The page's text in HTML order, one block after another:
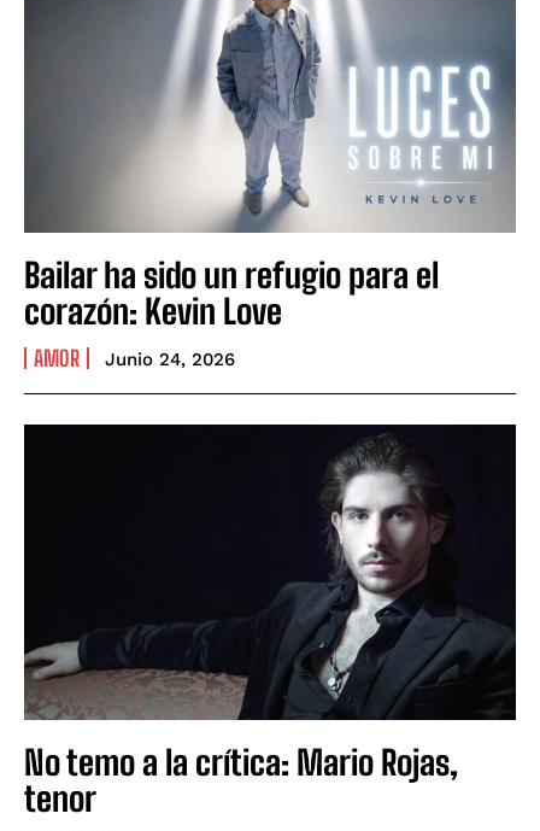
Bailar ha sido un refugio para el
corazón: Kevin Love
AMOR Junio 24, 2026
No temo a la crítica: Mario Rojas,
tenor